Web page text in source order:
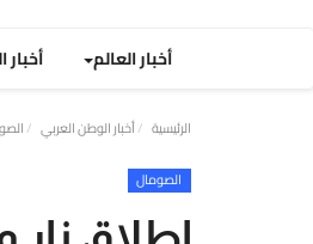
أخبار العالم
الرئيسية أخبار الوطن العربي
الصومال